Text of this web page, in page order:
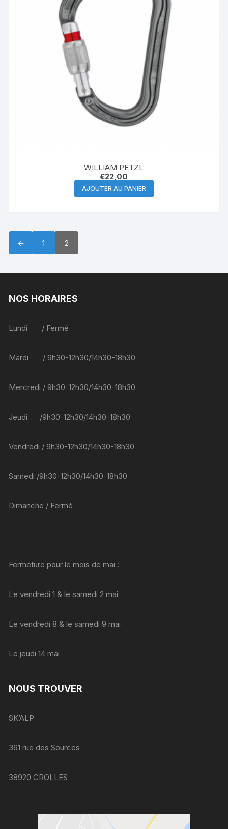
WILLIAM PETZL
€22,00
AJOUTER AU PANIER
← 1 2
NOS HORAIRES
Lundi / Fermé
Mardi / 9h30-12h30/14h30-18h30
Mercredi / 9h30-12h30/14h30-18h30
Jeudi /9h30-12h30/14h30-18h30
Vendredi / 9h30-12h30/14h30-18h30
Samedi /9h30-12h30/14h30-18h30
Dimanche / Fermé
Fermeture pour le mois de mai :
Le vendredi 1 & le samedi 2 mai
Le vendredi 8 & le samedi 9 mai
Le jeudi 14 mai
NOUS TROUVER
SK’ALP
361 rue des Sources
38920 CROLLES